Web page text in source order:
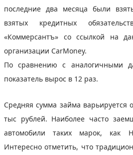
последние два месяца были
взятых кредитных
«Коммерсантъ» со ссылкой на
организации CarMoney.
По сравнению с аналогичными
показатель вырос в 12 раз.
Средняя сумма займа варьируется
тыс рублей. Наиболее часто
автомобили таких марок, как
Интересно отметить, что